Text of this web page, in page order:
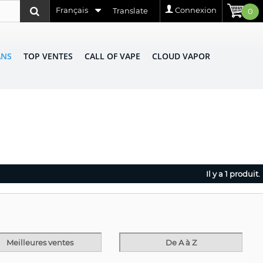
0
Connexion
Translate
Français
TOP VENTES CALL OF VAPE CLOUD VAPOR
Il y a 1 produit.
Meilleures ventes De A à Z